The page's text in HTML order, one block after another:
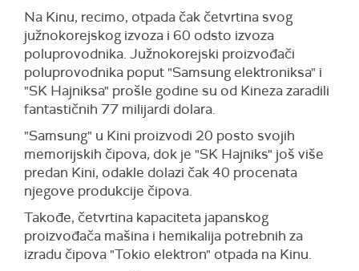
Na Kinu, recimo, otpada čak četvrtina svog
južnokorejskog izvoza i 60 odsto izvoza
poluprovodnika. Južnokorejski proizvođači
poluprovodnika poput "Samsung elektroniksa" i
"SK Hajniksa" prošle godine su od Kineza zaradili
fantastičnih 77 milijardi dolara.
"Samsung" u Kini proizvodi 20 posto svojih
memorijskih čipova, dok je "SK Hajniks" još više
predan Kini, odakle dolazi čak 40 procenata
njegove produkcije čipova.
Takođe, četvrtina kapaciteta japanskog
proizvođača mašina i hemikalija potrebnih za
izradu čipova "Tokio elektron" otpada na Kinu.